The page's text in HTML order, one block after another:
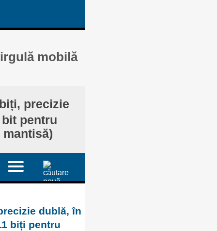
mobilă
precizie
pentru
dublă, în
biți pentru